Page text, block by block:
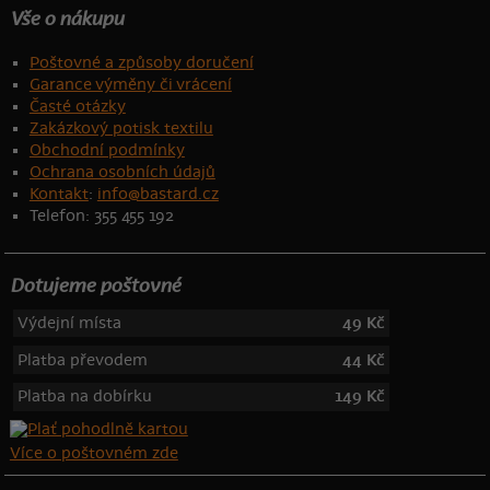
Vše o nákupu
Poštovné a způsoby doručení
Garance výměny či vrácení
Časté otázky
Zakázkový potisk textilu
Obchodní podmínky
Ochrana osobních údajů
Kontakt: info@bastard.cz
Telefon: 355 455 192
Dotujeme poštovné
Výdejní místa
49 Kč
Platba převodem
44 Kč
Platba na dobírku
149 Kč
Více o poštovném zde